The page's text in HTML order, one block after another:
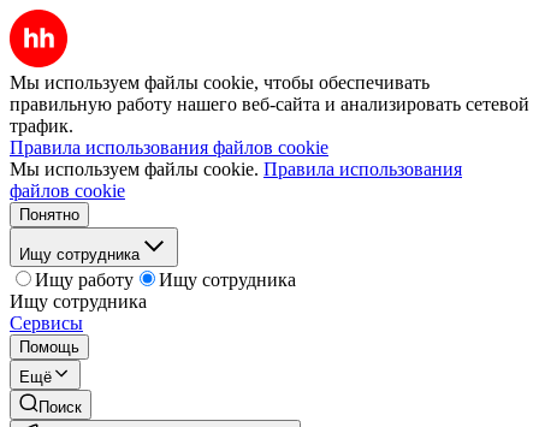
Мы используем файлы cookie, чтобы обеспечивать
правильную работу нашего веб-сайта и анализировать сетевой
трафик.
Правила использования файлов cookie
Мы используем файлы cookie. Правила использования
файлов cookie
Понятно
Ищу сотрудника
Ищу работу
Ищу сотрудника
Ищу сотрудника
Сервисы
Помощь
Ещё
Поиск